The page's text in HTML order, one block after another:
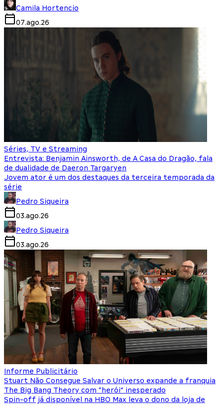
Camila Hortencio
07.ago.26
Séries, TV e Streaming
Entrevista: Benjamin Ainsworth, de A Casa do Dragão, fala
de dualidade de Daeron Targaryen
Jovem ator é um dos destaques da terceira temporada da
série
Pedro Siqueira
03.ago.26
Pedro Siqueira
03.ago.26
Informe Publicitário
Stuart Não Consegue Salvar o Universo expande a franquia
The Big Bang Theory com “herói” inesperado
Spin-off já disponível na HBO Max leva o dono da loja de